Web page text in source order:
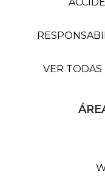
VER TODAS